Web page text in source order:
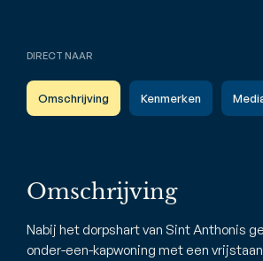
DIRECT NAAR
Omschrijving Kenmerken
Omschrijving
Nabij het dorpshart van Sint Anthonis
onder-een-kapwoning met een